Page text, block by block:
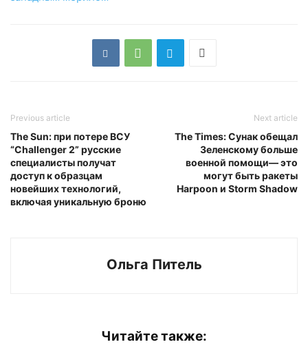
Previous article
The Sun: при потере ВСУ
“Challenger 2” русские
специалисты получат
доступ к образцам
новейших технологий,
включая уникальную броню
Next article
The Times: Сунак обещал
Зеленскому больше
военной помощи— это
могут быть ракеты
Harpoon и Storm Shadow
Ольга Питель
Читайте также: